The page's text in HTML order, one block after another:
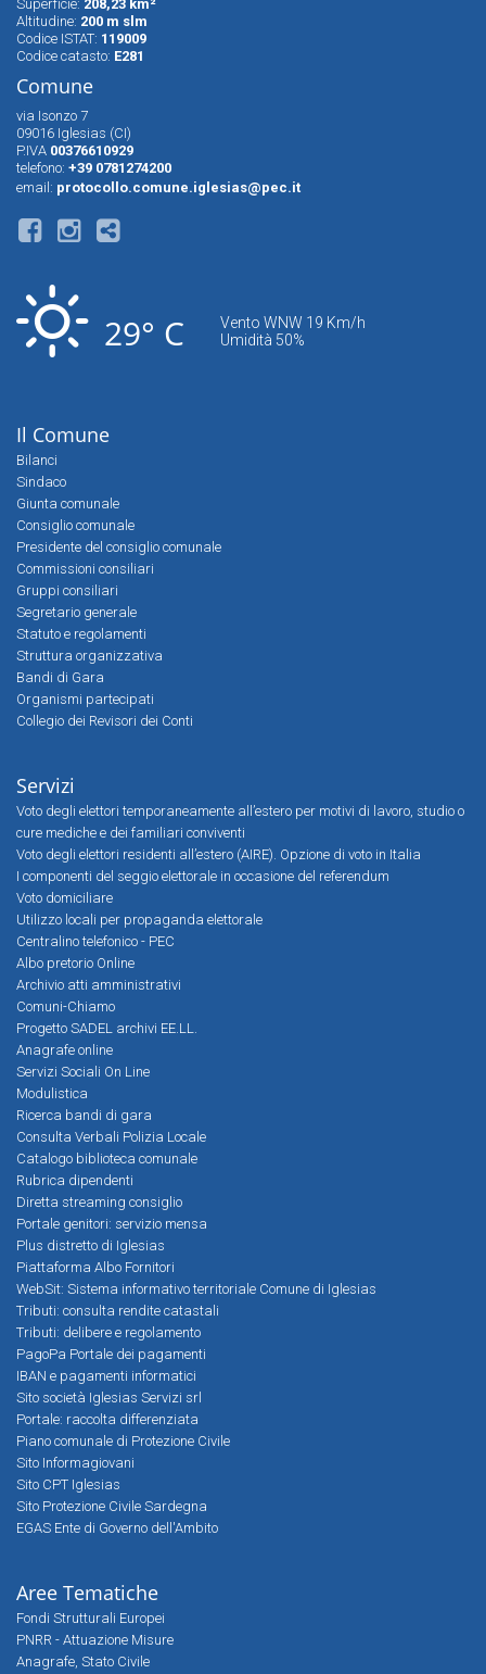
Superfìcie: 208,23 km²
Altitudine: 200 m slm
Codice ISTAT: 119009
Codice catasto: E281
Comune
via Isonzo 7
09016 Iglesias (CI)
P.IVA 00376610929
telefono: +39 0781274200
email: protocollo.comune.iglesias@pec.it
29° C
Vento WNW 19 Km/h
Umidità 50%
Il Comune
Bilanci
Sindaco
Giunta comunale
Consiglio comunale
Presidente del consiglio comunale
Commissioni consiliari
Gruppi consiliari
Segretario generale
Statuto e regolamenti
Struttura organizzativa
Bandi di Gara
Organismi partecipati
Collegio dei Revisori dei Conti
Servizi
Voto degli elettori temporaneamente all’estero per motivi di lavoro, studio o
cure mediche e dei familiari conviventi
Voto degli elettori residenti all’estero (AIRE). Opzione di voto in Italia
I componenti del seggio elettorale in occasione del referendum
Voto domiciliare
Utilizzo locali per propaganda elettorale
Centralino telefonico - PEC
Albo pretorio Online
Archivio atti amministrativi
Comuni-Chiamo
Progetto SADEL archivi EE.LL.
Anagrafe online
Servizi Sociali On Line
Modulistica
Ricerca bandi di gara
Consulta Verbali Polizia Locale
Catalogo biblioteca comunale
Rubrica dipendenti
Diretta streaming consiglio
Portale genitori: servizio mensa
Plus distretto di Iglesias
Piattaforma Albo Fornitori
WebSit: Sistema informativo territoriale Comune di Iglesias
Tributi: consulta rendite catastali
Tributi: delibere e regolamento
PagoPa Portale dei pagamenti
IBAN e pagamenti informatici
Sito società Iglesias Servizi srl
Portale: raccolta differenziata
Piano comunale di Protezione Civile
Sito Informagiovani
Sito CPT Iglesias
Sito Protezione Civile Sardegna
EGAS Ente di Governo dell'Ambito
Aree Tematiche
Fondi Strutturali Europei
PNRR - Attuazione Misure
Anagrafe, Stato Civile